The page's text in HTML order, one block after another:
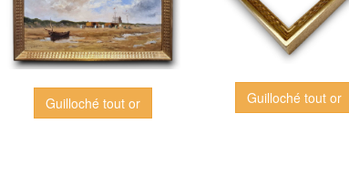
Guilloché tout or Guilloché tout or